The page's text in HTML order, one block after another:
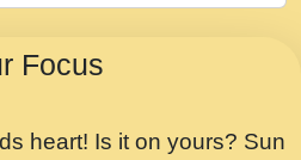
Shyam Ho.mp3
न आय, रठ हर क मनन न आय
ji maharaj.mp3
Focus
heart! Is it on yours? Sun